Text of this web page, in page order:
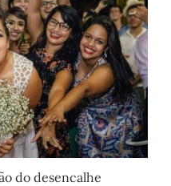
do desencalhe